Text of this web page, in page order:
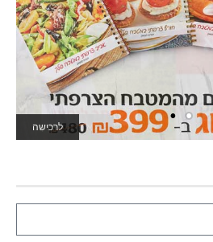
לרכישה
לאתר המשחקים